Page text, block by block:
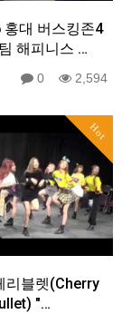
홍대 버스킹존4
해피니스 …
0 2,594
Hot
리블렛(Cherry
"…